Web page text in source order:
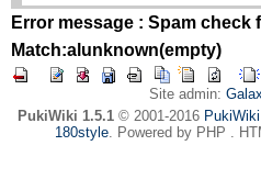
Error message : Spam check
Match:alunknown(empty)
Site admin:
PukiWiki 1.5.1© 2001-2016
180style. Powered by PHP .